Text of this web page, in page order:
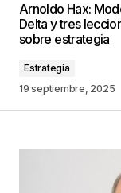
publicada.
marcados
Comentario
Arnoldo Hax:
Delta y tres
sobre estrategia
Estrategia
19 septiembre, 2025